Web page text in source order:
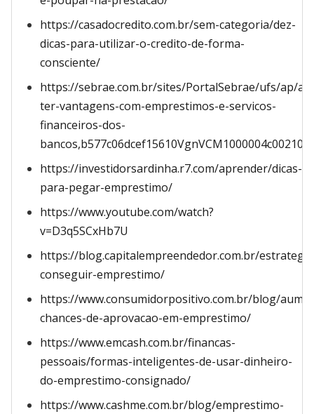
https://casadocredito.com.br/sem-categoria/dez-
dicas-para-utilizar-o-credito-de-forma-
consciente/
https://sebrae.com.br/sites/PortalSebrae/ufs/ap/
ter-vantagens-com-emprestimos-e-servicos-
financeiros-dos-
https://investidorsardinha.r7.com/aprender/dicas-
para-pegar-emprestimo/
https://www.youtube.com/watch?
v=D3q5SCxHb7U
https://blog.capitalempreendedor.com.br/
conseguir-emprestimo/
https://www.consumidorpositivo.com.br/blog/
chances-de-aprovacao-em-emprestimo/
https://www.emcash.com.br/financas-
pessoais/formas-inteligentes-de-usar-dinheiro-
do-emprestimo-consignado/
https://www.cashme.com.br/blog/emprestimo-